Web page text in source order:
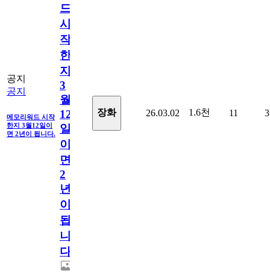
공지
공지
메모리워드 시작
한지 3월12일이
면 2년이 됩니다.
드
시
작
한
지
3
월
12
일
이
면
2
년
이
됩
니
다.
장화 26.03.02 1.6천 11 3